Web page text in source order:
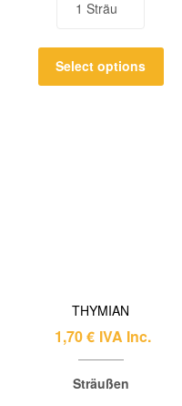
Select options
THYMIAN
1,70€ IVA Inc.
Sträußen